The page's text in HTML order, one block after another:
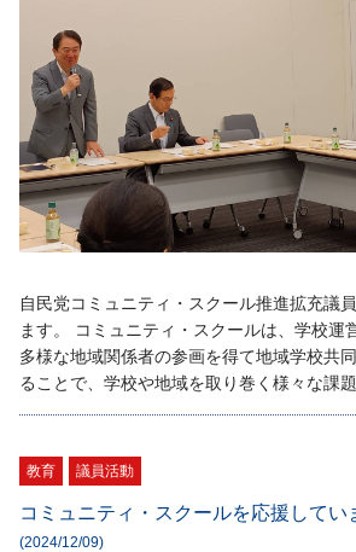
自民党コミュニティ・スクール推進拡充議
ます。 コミュニティ・スクールは、学校運
多様な地域関係者の参画を得て地域学校共
ることで、学校や地域を取り巻く様々な課
教育 議員活動
コミュニティ・スクールを応援してい
(2024/12/09)